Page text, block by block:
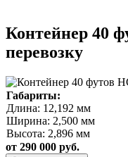
Контейнер 40
перевозку
Габариты:
Длина: 12,192 мм
Ширина: 2,500 мм
Высота: 2,896 мм
от 290 000 руб.